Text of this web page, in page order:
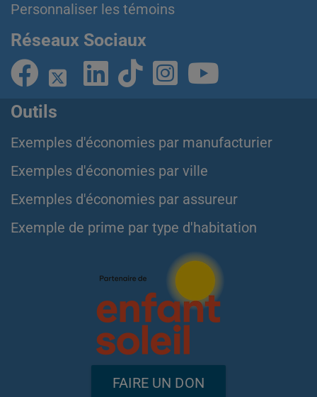
Personnaliser les témoins
Réseaux Sociaux
Outils
Exemples d'économies par manufacturier
Exemples d'économies par ville
Exemples d'économies par assureur
Exemple de prime par type d'habitation
FAIRE UN DON